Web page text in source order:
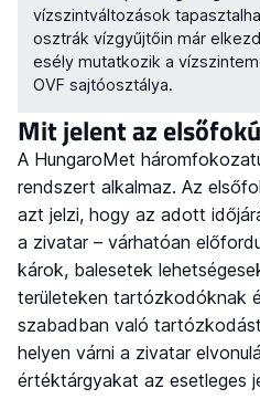
vízszintváltozások
osztrák vízgyűjtőin már
esély mutatkozik a
OVF sajtóosztálya.
Mit jelent az
A HungaroMet
rendszert alkalmaz. Az
azt jelzi, hogy az adott
a zivatar – várhatóan
károk, balesetek
területeken tartózkodóknak
szabadban való
helyen várni a zivatar
értéktárgyakat az esetleges